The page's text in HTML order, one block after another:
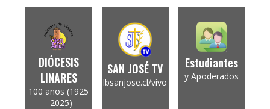
DIÓCESIS
LINARES
100 años (1925
- 2025)
SAN JOSÉ TV
lbsanjose.cl/vivo
Estudiantes
y Apoderados